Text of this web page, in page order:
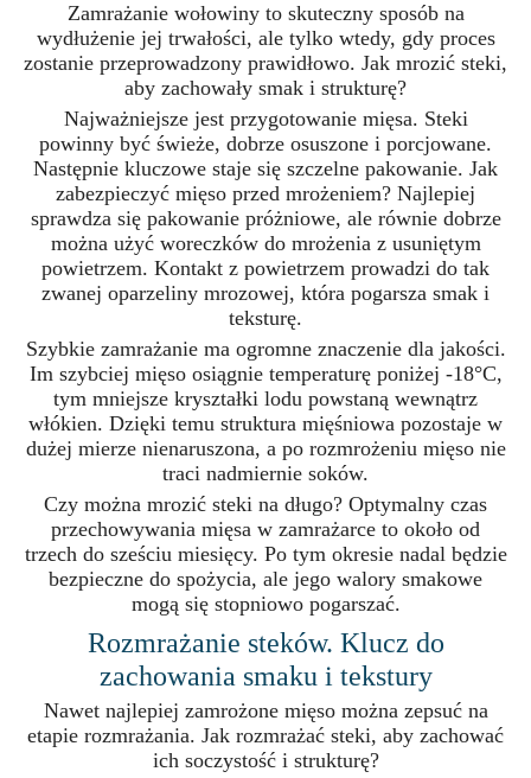
Zamrażanie wołowiny to skuteczny sposób na
wydłużenie jej trwałości, ale tylko wtedy, gdy proces
zostanie przeprowadzony prawidłowo. Jak mrozić steki,
aby zachowały smak i strukturę?
Najważniejsze jest przygotowanie mięsa. Steki
powinny być świeże, dobrze osuszone i porcjowane.
Następnie kluczowe staje się szczelne pakowanie. Jak
zabezpieczyć mięso przed mrożeniem? Najlepiej
sprawdza się pakowanie próżniowe, ale równie dobrze
można użyć woreczków do mrożenia z usuniętym
powietrzem. Kontakt z powietrzem prowadzi do tak
zwanej oparzeliny mrozowej, która pogarsza smak i
teksturę.
Szybkie zamrażanie ma ogromne znaczenie dla jakości.
Im szybciej mięso osiągnie temperaturę poniżej -18°C,
tym mniejsze kryształki lodu powstaną wewnątrz
włókien. Dzięki temu struktura mięśniowa pozostaje w
dużej mierze nienaruszona, a po rozmrożeniu mięso nie
traci nadmiernie soków.
Czy można mrozić steki na długo? Optymalny czas
przechowywania mięsa w zamrażarce to około od
trzech do sześciu miesięcy. Po tym okresie nadal będzie
bezpieczne do spożycia, ale jego walory smakowe
mogą się stopniowo pogarszać.
Rozmrażanie steków. Klucz do
zachowania smaku i tekstury
Nawet najlepiej zamrożone mięso można zepsuć na
etapie rozmrażania. Jak rozmrażać steki, aby zachować
ich soczystość i strukturę?